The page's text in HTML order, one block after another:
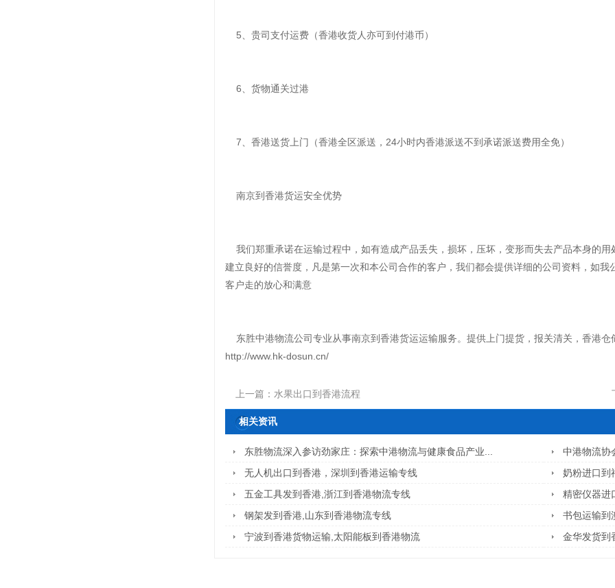
5、贵司支付运费（香港收货人亦可到付港币）
6、货物通关过港
7、香港送货上门（香港全区派送，24小时内香港派送不到承诺派送费用全免）
南京到香港货运安全优势
我们郑重承诺在运输过程中，如有造成产品丢失，损坏，压坏，变形而失去产品本身的
建立良好的信誉度，凡是第一次和本公司合作的客户，我们都会提供详细的公司资料，如
客户走的放心和满意
东胜中港物流公司专业从事南京到香港货运运输服务。提供上门提货，报关清关，香港
http://www.hk-dosun.cn/
上一篇： 水果出口到香港流程
相关资讯
东胜物流深入参访劲家庄：探索中港物流与健康食品产业...
中港物流协
无人机出口到香港，深圳到香港运输专线
奶粉进口到
五金工具发到香港,浙江到香港物流专线
精密仪器进
钢架发到香港,山东到香港物流专线
书包运输到
宁波到香港货物运输,太阳能板到香港物流
金华发货到